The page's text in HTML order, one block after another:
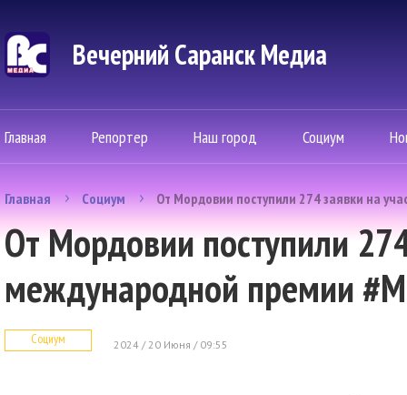
Вечерний Саранск Mедиа
Главная Репортер Наш город Социум
Главная Социум От Мордовии поступили 274 заявки на
От Мордовии поступили
международной премии
Социум 2024 / 20 Июня / 09:55